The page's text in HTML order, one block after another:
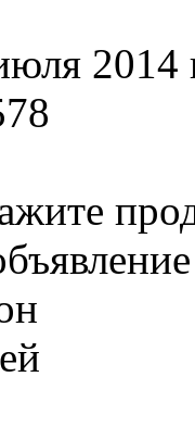
2014